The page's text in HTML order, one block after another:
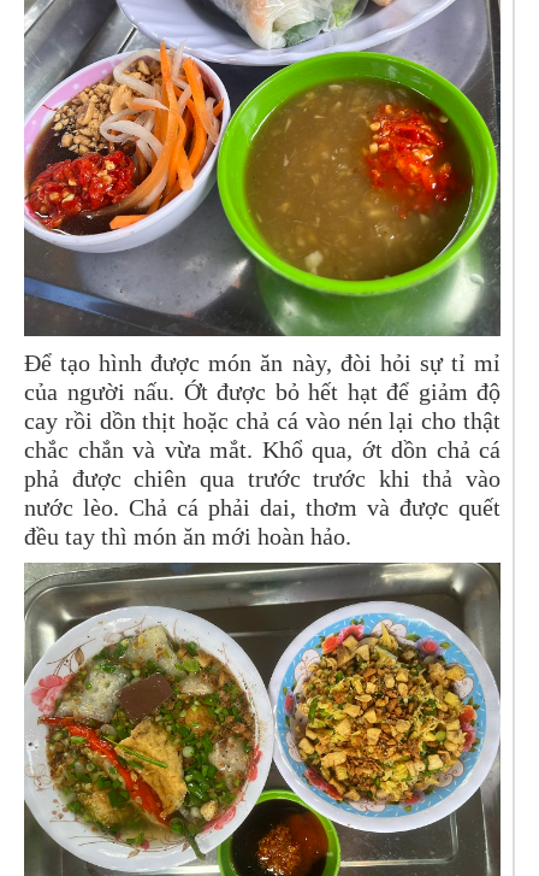
Để tạo hình được món ăn này, đòi hỏi sự tỉ mỉ
của người nấu. Ớt được bỏ hết hạt để giảm độ
cay rồi dồn thịt hoặc chả cá vào nén lại cho thật
chắc chắn và vừa mắt. Khổ qua, ớt dồn chả cá
phả được chiên qua trước trước khi thả vào
nước lèo. Chả cá phải dai, thơm và được quết
đều tay thì món ăn mới hoàn hảo.